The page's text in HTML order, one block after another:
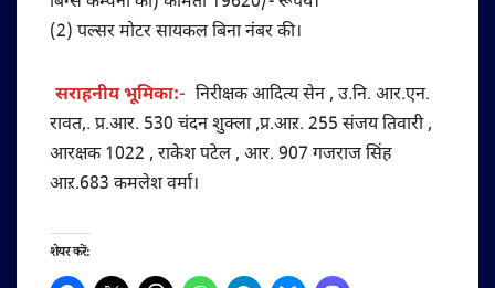
(2) पल्सर मोटर सायकल बिना नंबर की।
सराहनीय भूमिका:- निरीक्षक आदित्य सेन , उ.नि. आर.एन.
रावत,. प्र.आर. 530 चंदन शुक्ला ,प्र.आऱ. 255 संजय तिवारी ,
आरक्षक 1022 , राकेश पटेल , आर. 907 गजराज सिंह
आऱ.683 कमलेश वर्मा।
शेयर करें: